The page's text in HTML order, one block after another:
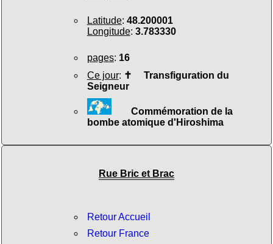
Latitude: 48.200001
Longitude: 3.783330
pages: 16
Ce jour: ✝ Transfiguration du
Seigneur
Commémoration de la
bombe atomique d'Hiroshima
Rue Bric et Brac
Retour Accueil
Retour France